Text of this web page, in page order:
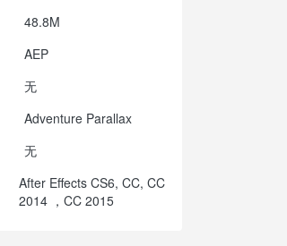
48.8M
AEP
无
Adventure Parallax
无
After Effects CS6, CC, CC
2014 ，CC 2015